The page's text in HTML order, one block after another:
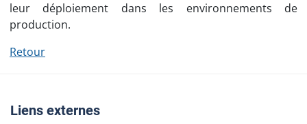
leur déploiement dans les environnements de
production.
Retour
Liens externes